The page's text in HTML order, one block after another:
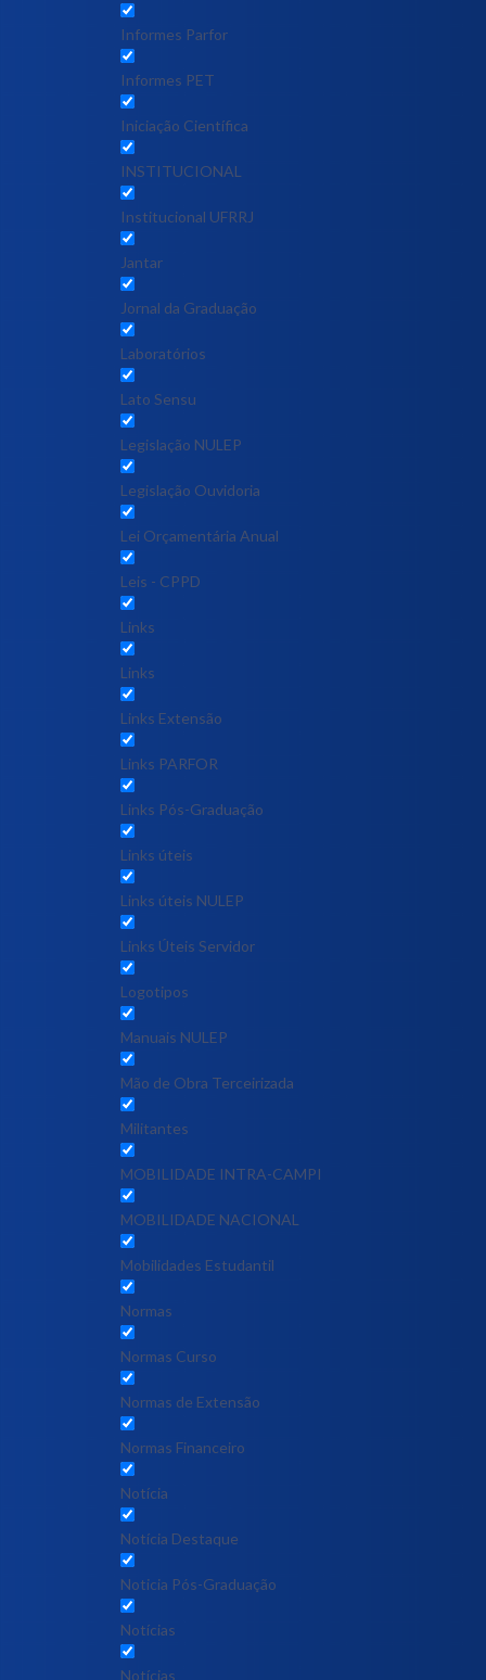
Informes Parfor
Informes PET
Iniciação Científica
INSTITUCIONAL
Institucional UFRRJ
Jantar
Jornal da Graduação
Laboratórios
Lato Sensu
Legislação NULEP
Legislação Ouvidoria
Lei Orçamentária Anual
Leis - CPPD
Links
Links
Links Extensão
Links PARFOR
Links Pós-Graduação
Links úteis
Links úteis NULEP
Links Úteis Servidor
Logotipos
Manuais NULEP
Mão de Obra Terceirizada
Militantes
MOBILIDADE INTRA-CAMPI
MOBILIDADE NACIONAL
Mobilidades Estudantil
Normas
Normas Curso
Normas de Extensão
Normas Financeiro
Notícia
Notícia Destaque
Noticia Pós-Graduação
Notícias
Notícias